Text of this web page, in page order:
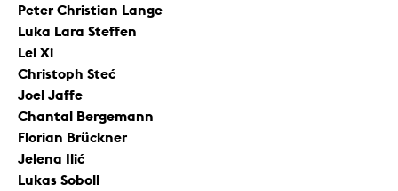
Peter Christian Lange
Luka Lara Steffen
Lei Xi
Christoph Steć
Joel Jaffe
Chantal Bergemann
Florian Brückner
Jelena Ilić
Lukas Soboll